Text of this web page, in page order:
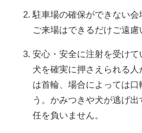
駐車場の確保ができない
ご来場はできるだけご遠慮
安心・安全に注射を受け
犬を確実に押さえられる
は首輪、場合によっては
う。かみつきや犬が逃げ
任を負いません。